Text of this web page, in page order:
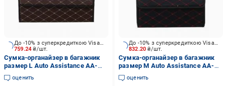
759.24₴/шт.
До -10% з суперкредиткою Visa Вигода
Сумка-органайзер в багажник
размер L Auto Assistance AA-
533BW коричнево-белый
оценить
832.20₴/шт.
До -10% з суперкредиткою Visa Вигода
Сумка-органайзер в багажник
размер M Auto Assistance AA-
433BR черно-красный
оценить